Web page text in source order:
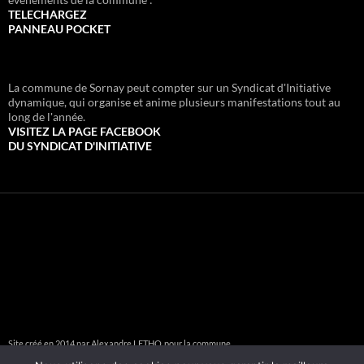
TELECHARGEZ
PANNEAU POCKET
La commune de Sornay peut compter sur un Syndicat d'Initiative
dynamique, qui organise et anime plusieurs manifestations tout au
long de l'année.
VISITEZ LA PAGE FACEBOOK
DU SYNDICAT D'INITIATIVE
Site créé en 2014 par Alexandre LETHO pour la commune